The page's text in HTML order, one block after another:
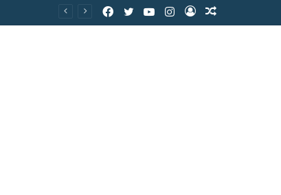
Publicación
Acceso
Instagram
YouTube
Twitter
Facebook